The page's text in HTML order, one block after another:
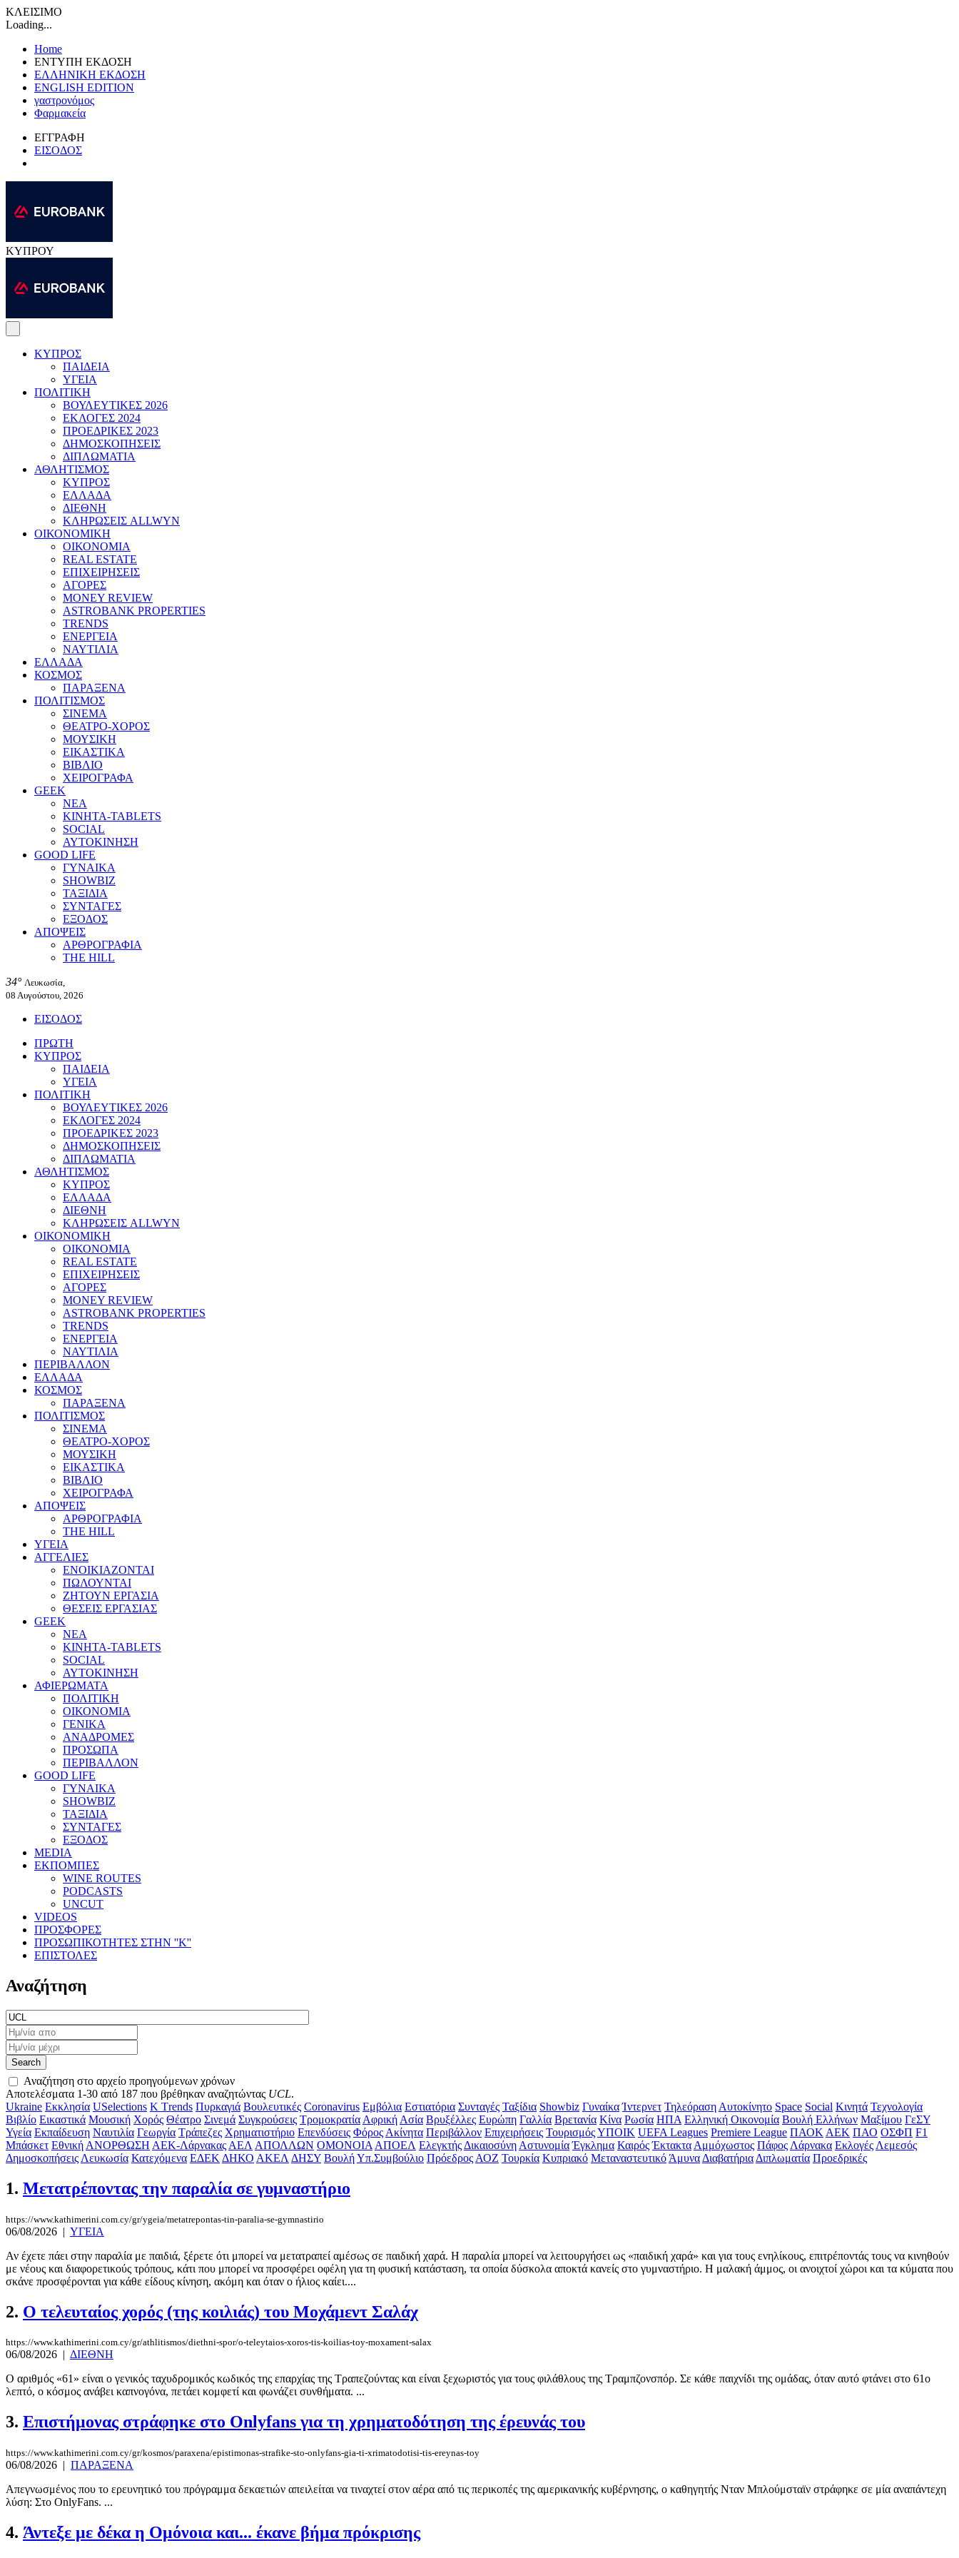
ΚΛΕΙΣΙΜΟ
Loading...
Home
ΕΝΤΥΠΗ ΕΚΔΟΣΗ
ΕΛΛΗΝΙΚΗ ΕΚΔΟΣΗ
ENGLISH EDITION
γαστρονόμος
Φαρμακεία
ΕΓΓΡΑΦΗ
ΕΙΣΟΔΟΣ
ΚΥΠΡΟΥ
ΚΥΠΡΟΣ
ΠΑΙΔΕΙΑ
ΥΓΕΙΑ
ΠΟΛΙΤΙΚΗ
ΒΟΥΛΕΥΤΙΚΕΣ 2026
ΕΚΛΟΓΕΣ 2024
ΠΡΟΕΔΡΙΚΕΣ 2023
ΔΗΜΟΣΚΟΠΗΣΕΙΣ
ΔΙΠΛΩΜΑΤΙΑ
ΑΘΛΗΤΙΣΜΟΣ
ΚΥΠΡΟΣ
ΕΛΛΑΔΑ
ΔΙΕΘΝΗ
ΚΛΗΡΩΣΕΙΣ ALLWYN
ΟΙΚΟΝΟΜΙΚΗ
ΟΙΚΟΝΟΜΙΑ
REAL ESTATE
ΕΠΙΧΕΙΡΗΣΕΙΣ
ΑΓΟΡΕΣ
MONEY REVIEW
ASTROBANK PROPERTIES
TRENDS
ΕΝΕΡΓΕΙΑ
ΝΑΥΤΙΛΙΑ
ΕΛΛΑΔΑ
ΚΟΣΜΟΣ
ΠΑΡΑΞΕΝΑ
ΠΟΛΙΤΙΣΜΟΣ
ΣΙΝΕΜΑ
ΘΕΑΤΡΟ-ΧΟΡΟΣ
ΜΟΥΣΙΚΗ
ΕΙΚΑΣΤΙΚΑ
ΒΙΒΛΙΟ
ΧΕΙΡΟΓΡΑΦΑ
GEEK
ΝΕΑ
ΚΙΝΗΤΑ-TABLETS
SOCIAL
ΑΥΤΟΚΙΝΗΣΗ
GOOD LIFE
ΓΥΝΑΙΚΑ
SHOWBIZ
ΤΑΞΙΔΙΑ
ΣΥΝΤΑΓΕΣ
ΕΞΟΔΟΣ
ΑΠΟΨΕΙΣ
ΑΡΘΡΟΓΡΑΦΙΑ
THE HILL
34° Λευκωσία,
08 Αυγούστου, 2026
ΕΙΣΟΔΟΣ
ΠΡΩΤΗ
ΚΥΠΡΟΣ
ΠΑΙΔΕΙΑ
ΥΓΕΙΑ
ΠΟΛΙΤΙΚΗ
ΒΟΥΛΕΥΤΙΚΕΣ 2026
ΕΚΛΟΓΕΣ 2024
ΠΡΟΕΔΡΙΚΕΣ 2023
ΔΗΜΟΣΚΟΠΗΣΕΙΣ
ΔΙΠΛΩΜΑΤΙΑ
ΑΘΛΗΤΙΣΜΟΣ
ΚΥΠΡΟΣ
ΕΛΛΑΔΑ
ΔΙΕΘΝΗ
ΚΛΗΡΩΣΕΙΣ ALLWYN
ΟΙΚΟΝΟΜΙΚΗ
ΟΙΚΟΝΟΜΙΑ
REAL ESTATE
ΕΠΙΧΕΙΡΗΣΕΙΣ
ΑΓΟΡΕΣ
MONEY REVIEW
ASTROBANK PROPERTIES
TRENDS
ΕΝΕΡΓΕΙΑ
ΝΑΥΤΙΛΙΑ
ΠΕΡΙΒΑΛΛΟΝ
ΕΛΛΑΔΑ
ΚΟΣΜΟΣ
ΠΑΡΑΞΕΝΑ
ΠΟΛΙΤΙΣΜΟΣ
ΣΙΝΕΜΑ
ΘΕΑΤΡΟ-ΧΟΡΟΣ
ΜΟΥΣΙΚΗ
ΕΙΚΑΣΤΙΚΑ
ΒΙΒΛΙΟ
ΧΕΙΡΟΓΡΑΦΑ
ΑΠΟΨΕΙΣ
ΑΡΘΡΟΓΡΑΦΙΑ
THE HILL
ΥΓΕΙΑ
ΑΓΓΕΛΙΕΣ
ΕΝΟΙΚΙΑΖΟΝΤΑΙ
ΠΩΛΟΥΝΤΑΙ
ΖΗΤΟΥΝ ΕΡΓΑΣΙΑ
ΘΕΣΕΙΣ ΕΡΓΑΣΙΑΣ
GEEK
ΝΕΑ
ΚΙΝΗΤΑ-TABLETS
SOCIAL
ΑΥΤΟΚΙΝΗΣΗ
ΑΦΙΕΡΩΜΑΤΑ
ΠΟΛΙΤΙΚΗ
ΟΙΚΟΝΟΜΙΑ
ΓΕΝΙΚΑ
ΑΝΑΔΡΟΜΕΣ
ΠΡΟΣΩΠΑ
ΠΕΡΙΒΑΛΛΟΝ
GOOD LIFE
ΓΥΝΑΙΚΑ
SHOWBIZ
ΤΑΞΙΔΙΑ
ΣΥΝΤΑΓΕΣ
ΕΞΟΔΟΣ
MEDIA
ΕΚΠΟΜΠΕΣ
WINE ROUTES
PODCASTS
UNCUT
VIDEOS
ΠΡΟΣΦΟΡΕΣ
ΠΡΟΣΩΠΙΚΟΤΗΤΕΣ ΣΤΗΝ ''Κ''
ΕΠΙΣΤΟΛΕΣ
Αναζήτηση
Αναζήτηση στο αρχείο προηγούμενων χρόνων
Αποτελέσματα 1-30 από 187 που βρέθηκαν αναζητώντας UCL.
Ukraine Εκκλησία USelections K Τrends Πυρκαγιά Βουλευτικές Coronavirus Εμβόλια Εστιατόρια Συνταγές Ταξίδια Showbiz Γυναίκα Ίντερνετ Τηλεόραση Αυτοκίνητο Space Social Κινητά Τεχνολογία
Βιβλίο Εικαστικά Μουσική Χορός Θέατρο Σινεμά Συγκρούσεις Τρομοκρατία Αφρική Ασία Βρυξέλλες Ευρώπη Γαλλία Βρετανία Κίνα Ρωσία ΗΠΑ Ελληνική Οικονομία Βουλή Ελλήνων Μαξίμου ΓεΣΥ
Υγεία Εκπαίδευση Ναυτιλία Γεωργία Τράπεζες Χρηματιστήριο Επενδύσεις Φόρος Ακίνητα Περιβάλλον Επιχειρήσεις ΤουρισμόςΥΠΟΙΚ UEFA Leagues Premiere League ΠΑΟΚ ΑΕΚ ΠΑΟ ΟΣΦΠ F1
Μπάσκετ Εθνική ΑΝΟΡΘΩΣΗ ΑΕΚ-Λάρνακας ΑΕΛ ΑΠΟΛΛΩΝ ΟΜΟΝΟΙΑ ΑΠΟΕΛ Ελεγκτής Δικαιοσύνη Αστυνομία Έγκλημα Καιρός Έκτακτα Αμμόχωστος Πάφος Λάρνακα Εκλογές Λεμεσός
Δημοσκοπήσεις Λευκωσία Κατεχόμενα ΕΔΕΚ ΔΗΚΟ ΑΚΕΛ ΔΗΣΥ ΒουλήΥπ.Συμβούλιο Πρόεδρος ΑΟΖ Τουρκία Κυπριακό Μεταναστευτικό Άμυνα Διαβατήρια Διπλωματία Προεδρικές
1. Μετατρέποντας την παραλία σε γυμναστήριο
https://www.kathimerini.com.cy/gr/ygeia/metatrepontas-tin-paralia-se-gymnastirio
06/08/2026 | ΥΓΕΙΑ
Αν έχετε πάει στην παραλία με παιδιά, ξέρετε ότι μπορεί να μετατραπεί αμέσως σε παιδική χαρά. Η παραλία μπορεί να λειτουργήσει ως «παιδική χαρά» και για τους ενηλίκους, επιτρέποντάς τους να κινηθούν
με νέους και διαφορετικούς τρόπους, κάτι που μπορεί να προσφέρει οφέλη για τη φυσική κατάσταση, τα οποία δύσκολα αποκτά κανείς στο γυμναστήριο. Η μαλακή άμμος, οι ανοιχτοί χώροι και τα κύματα που
σκάνε προσφέρονται για κάθε είδους κίνηση, ακόμη και όταν ο ήλιος καίει....
2. Ο τελευταίος χορός (της κοιλιάς) του Μοχάμεντ Σαλάχ
https://www.kathimerini.com.cy/gr/athlitismos/diethni-spor/o-teleytaios-xoros-tis-koilias-toy-moxament-salax
06/08/2026 | ΔΙΕΘΝΗ
Ο αριθμός «61» είναι ο γενικός ταχυδρομικός κωδικός της επαρχίας της Τραπεζούντας και είναι ξεχωριστός για τους φιλάθλους της Τραμπζονσπόρ. Σε κάθε παιχνίδι της ομάδας, όταν αυτό φτάνει στο 61ο
λεπτό, ο κόσμος ανάβει καπνογόνα, πετάει κομφετί και φωνάζει συνθήματα. ...
3. Επιστήμονας στράφηκε στο Onlyfans για τη χρηματοδότηση της έρευνάς του
https://www.kathimerini.com.cy/gr/kosmos/paraxena/epistimonas-strafike-sto-onlyfans-gia-ti-xrimatodotisi-tis-ereynas-toy
06/08/2026 | ΠΑΡΑΞΕΝΑ
Απεγνωσμένος που το ερευνητικό του πρόγραμμα δεκαετιών απειλείται να τιναχτεί στον αέρα από τις περικοπές της αμερικανικής κυβέρνησης, ο καθηγητής Νταν Μπλούμσταϊν στράφηκε σε μία αναπάντεχη
λύση: Στο OnlyFans. ...
4. Άντεξε με δέκα η Ομόνοια και... έκανε βήμα πρόκρισης